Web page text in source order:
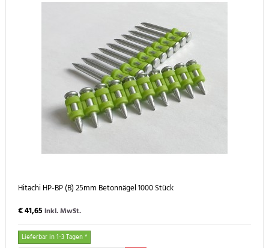
Hitachi HP-BP (B) 25mm Betonnägel 1000 Stück
€ 41,65 inkl. MwSt.
Lieferbar in 1-3 Tagen *